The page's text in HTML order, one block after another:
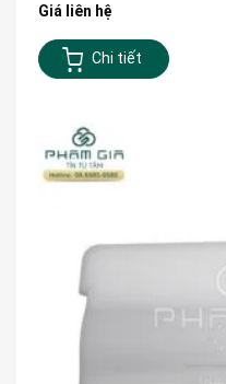
Giá liên hệ
Chi tiết